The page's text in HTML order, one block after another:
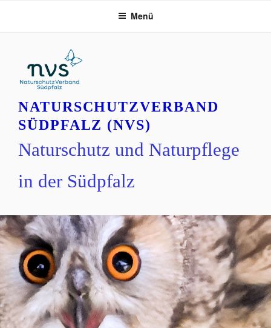
NATURSCHUTZVERBAND
SÜDPFALZ (NVS)
Naturschutz und Naturpflege
in der Südpfalz
Menü